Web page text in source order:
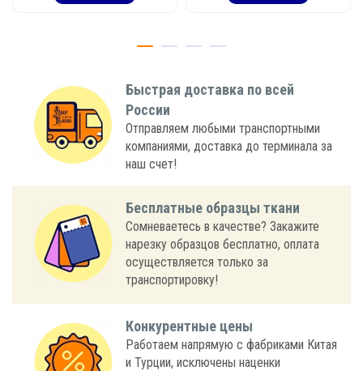
Быстрая доставка по всей
России
Отправляем любыми транспортными
компаниями, доставка до терминала за
наш счет!
Бесплатные образцы ткани
Сомневаетесь в качестве? Закажите
нарезку образцов бесплатно, оплата
осуществляется только за
транспортировку!
Конкурентные цены
Работаем напрямую с фабриками Китая
и Турции, исключены наценки